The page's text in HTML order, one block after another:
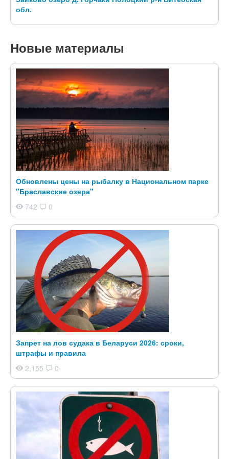
обл.
Новые материалы
Обновлены цены на рыбалку в Национальном парке
"Браславские озера"
742
0
Запрет на лов судака в Беларуси 2026: сроки,
штрафы и правила
2,155
0